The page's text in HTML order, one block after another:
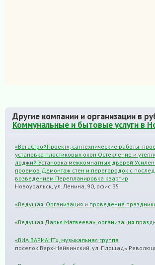
Другие компании и организации в
Коммунальные и бытовые услуги в
«ВегаСтройПроект», сантехнические работы
установка пластиковых окон Остекление и
лоджий Установка межкомнатных дверей
проемов Демонтаж стен и перегородок с
возведением Перепланировка квартир
Новоуральск, ул. Ленина, 90, офис 35
«Ведущая. Организация и проведение
«Ведущая Дарья Матвеева», организация
«ВИА ВАРИАНТ», музыкальная группа
поселок Верх-Нейвинский, ул. Площадь